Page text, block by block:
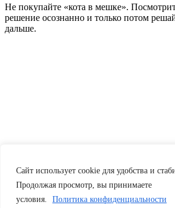
Сайт использует cookie для удобства и
Продолжая просмотр, вы принимаете
условия.
Политика конфиденциальности
Не покупайте «кота в мешке».
решение осознанно и только потом
дальше.